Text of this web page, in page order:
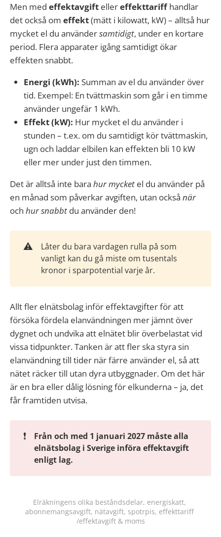
Men med effektavgift ellereffekttariffhandlar
det också om effekt(mätt i kilowatt, kW) – alltså hur
mycket el du användersamtidigt, under en kortare
period. Flera apparater igång samtidigt ökar
effekten snabbt.
Energi (kWh): Summan av el du använder över
tid. Exempel: En tvättmaskin som går i en timme
använder ungefär 1 kWh.
Effekt (kW): Hur mycket el du använder i
stunden – t.ex. om du samtidigt kör tvättmaskin,
ugn och laddar elbilen kan effekten bli 10 kW
eller mer under just den timmen.
Det är alltså inte bara hur mycket el du använder på
en månad som påverkar avgiften, utan också när
och hur snabbt du använder den!
⚠️
Låter du bara vardagen rulla på som
vanligt kan du gå miste om tusentals
kronor i sparpotential varje år.
Allt fler elnätsbolag inför effektavgifter för att
försöka fördela elanvändningen mer jämnt över
dygnet och undvika att elnätet blir överbelastat vid
vissa tidpunkter. Tanken är att fler ska styra sin
elanvändning till tider när färre använder el, så att
nätet räcker till utan dyra utbyggnader. Om det här
är en bra eller dålig lösning för elkunderna – ja, det
får framtiden utvisa.
❗
Från och med 1 januari 2027 måste alla
elnätsbolag i Sverige införa effektavgift
enligt lag.
Elräkningens olika beståndsdelar, energiskatt,
abonnemangsavgift, nätavgift, spotrpis, effekttariff
/effektavgift & moms